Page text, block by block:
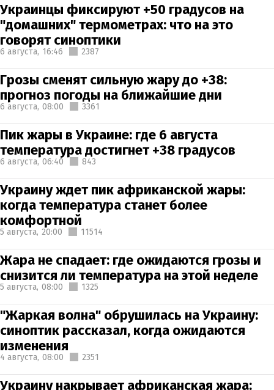
Украинцы фиксируют +50 градусов на
"домашних" термометрах: что на это
говорят синоптики
6 августа, 16:46 2387
Грозы сменят сильную жару до +38:
прогноз погоды на ближайшие дни
6 августа, 08:00 3361
Пик жары в Украине: где 6 августа
температура достигнет +38 градусов
6 августа, 06:40 843
Украину ждет пик африканской жары:
когда температура станет более
комфортной
5 августа, 20:00 11514
Жара не спадает: где ожидаются грозы и
снизится ли температура на этой неделе
5 августа, 08:00 1325
"Жаркая волна" обрушилась на Украину:
синоптик рассказал, когда ожидаются
изменения
4 августа, 08:00 2351
Украину накрывает африканская жара: